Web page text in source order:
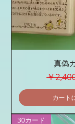
真偽
通常価
￥
カート
30カード